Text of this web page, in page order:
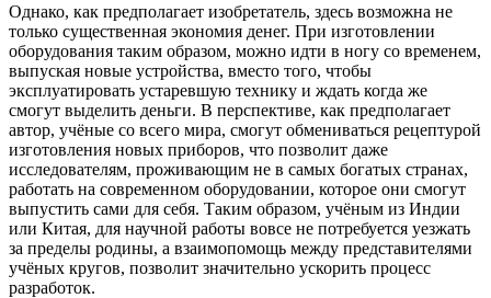
Однако, как предполагает изобретатель, здесь возможна не
только существенная экономия денег. При изготовлении
оборудования таким образом, можно идти в ногу со временем,
выпуская новые устройства, вместо того, чтобы
эксплуатировать устаревшую технику и ждать когда же
смогут выделить деньги. В перспективе, как предполагает
автор, учёные со всего мира, смогут обмениваться рецептурой
изготовления новых приборов, что позволит даже
исследователям, проживающим не в самых богатых странах,
работать на современном оборудовании, которое они смогут
выпустить сами для себя. Таким образом, учёным из Индии
или Китая, для научной работы вовсе не потребуется уезжать
за пределы родины, а взаимопомощь между представителями
учёных кругов, позволит значительно ускорить процесс
разработок.